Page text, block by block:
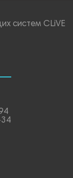
систем CLiVE